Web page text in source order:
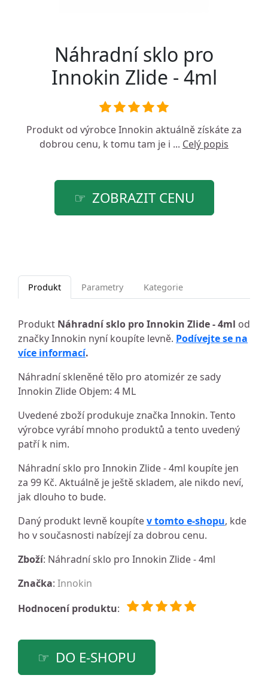
Náhradní sklo pro
Innokin Zlide - 4ml
Produkt od výrobceInnokin aktuálně získáte za
dobrou cenu, k tomu tam je i ... Celý popis
ZOBRAZIT CENU
Produkt Parametry Kategorie
Produkt Náhradní sklo pro Innokin Zlide - 4ml od
značky Innokin nyní koupíte levně. Podívejte se na
více informací.
Náhradní skleněné tělo pro atomizér ze sady
Innokin Zlide Objem: 4 ML
Uvedené zboží produkuje značka Innokin. Tento
výrobce vyrábí mnoho produktů a tento uvedený
patří k nim.
Náhradní sklo pro Innokin Zlide - 4ml koupíte jen
za 99 Kč. Aktuálně je ještě skladem, ale nikdo neví,
jak dlouho to bude.
Daný produkt levně koupítev tomto e-shopu, kde
ho v současnosti nabízejí za dobrou cenu.
Zboží: Náhradní sklo pro Innokin Zlide - 4ml
Značka: Innokin
Hodnocení produktu:
DO E-SHOPU